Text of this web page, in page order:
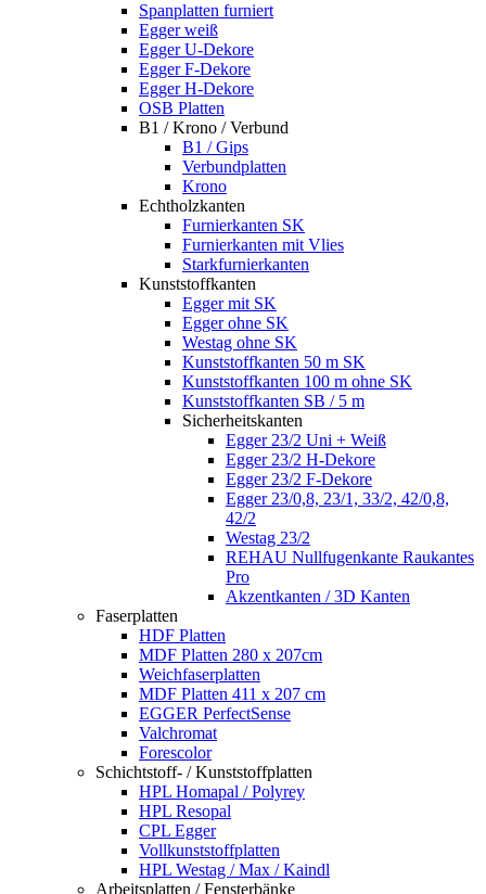
Spanplatten furniert
Egger weiß
Egger U-Dekore
Egger F-Dekore
Egger H-Dekore
OSB Platten
B1 / Krono / Verbund
B1 / Gips
Verbundplatten
Krono
Echtholzkanten
Furnierkanten SK
Furnierkanten mit Vlies
Starkfurnierkanten
Kunststoffkanten
Egger mit SK
Egger ohne SK
Westag ohne SK
Kunststoffkanten 50 m SK
Kunststoffkanten 100 m ohne SK
Kunststoffkanten SB / 5 m
Sicherheitskanten
Egger 23/2 Uni + Weiß
Egger 23/2 H-Dekore
Egger 23/2 F-Dekore
Egger 23/0,8, 23/1, 33/2, 42/0,8,
42/2
Westag 23/2
REHAU Nullfugenkante Raukantes
Pro
Akzentkanten / 3D Kanten
Faserplatten
HDF Platten
MDF Platten 280 x 207cm
Weichfaserplatten
MDF Platten 411 x 207 cm
EGGER PerfectSense
Valchromat
Forescolor
Schichtstoff- / Kunststoffplatten
HPL Homapal / Polyrey
HPL Resopal
CPL Egger
Vollkunststoffplatten
HPL Westag / Max / Kaindl
Arbeitsplatten / Fensterbänke